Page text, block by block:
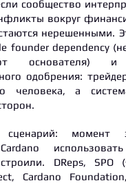
сообщество
вокруг
нерешенными.
founder dependency
основателя) и
одобрения:
человека, а
сценарий: момент
DReps, SPO
Cardano Foundation,